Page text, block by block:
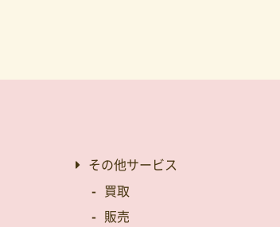
その他サービス
買取
販売